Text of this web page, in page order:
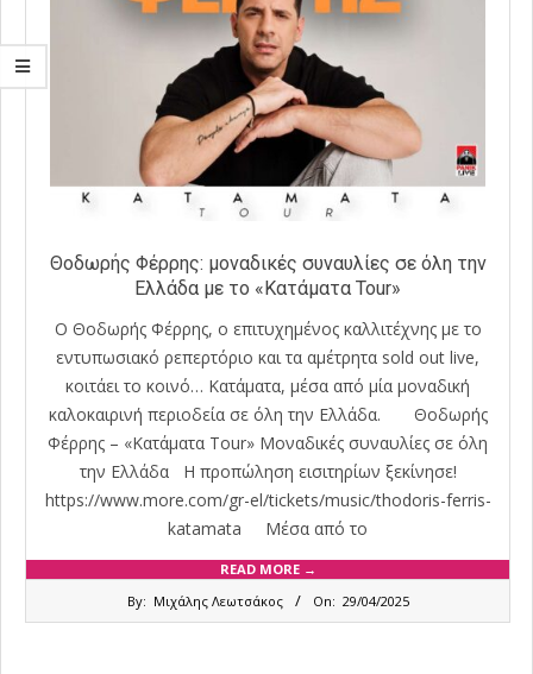
Θοδωρής Φέρρης: μοναδικές συναυλίες σε όλη την
Ελλάδα με το «Κατάματα Tour»
Ο Θοδωρής Φέρρης, o επιτυχημένος καλλιτέχνης με το
εντυπωσιακό ρεπερτόριο και τα αμέτρητα sold out live,
κοιτάει το κοινό… Κατάματα, μέσα από μία μοναδική
καλοκαιρινή περιοδεία σε όλη την Ελλάδα. Θοδωρής
Φέρρης – «Κατάματα Tour» Μοναδικές συναυλίες σε όλη
την Ελλάδα Η προπώληση εισιτηρίων ξεκίνησε!
https://www.more.com/gr-el/tickets/music/thodoris-ferris-
katamata Μέσα από το
READ MORE →
By: Μιχάλης Λεωτσάκος On: 29/04/2025